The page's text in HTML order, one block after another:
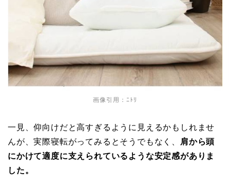
画像引用：ﾆﾄﾘ
一見、仰向けだと高すぎるように見えるかもしれませ
んが、実際寝転がってみるとそうでもなく、
肩から頭
にかけて適度に支えられているような安定感がありま
した。